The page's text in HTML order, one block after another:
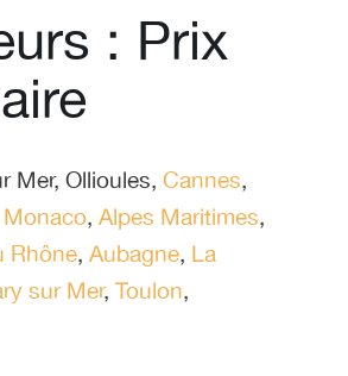
: Prix
Mer,Ollioules,Cannes,
Monaco,Alpes Maritimes,
Rhône,Aubagne, La
sur Mer,Toulon,